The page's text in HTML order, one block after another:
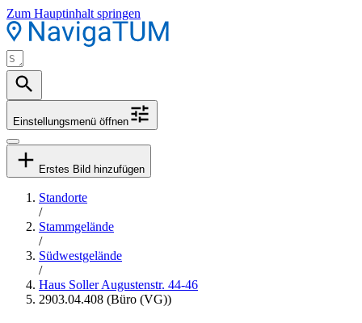
Zum Hauptinhalt springen
Einstellungsmenü öffnen
Erstes Bild hinzufügen
Standorte
/
Stammgelände
/
Südwestgelände
/
Haus Soller Augustenstr. 44-46
2903.04.408 (Büro (VG))